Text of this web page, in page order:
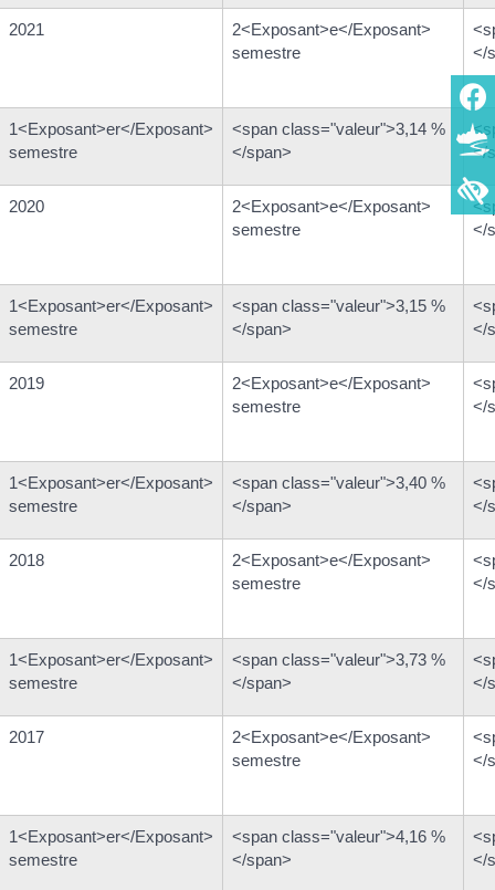
2021
2<Exposant>e</Exposant>
semestre
</
1<Exposant>er</Exposant>
semestre
<span class="valeur">3,14 %
</span>
</
2020
2<Exposant>e</Exposant>
semestre
</
1<Exposant>er</Exposant>
semestre
<span class="valeur">3,15 %
</span>
</
2019
2<Exposant>e</Exposant>
semestre
</
1<Exposant>er</Exposant>
semestre
<span class="valeur">3,40 %
</span>
</
2018
2<Exposant>e</Exposant>
semestre
</
1<Exposant>er</Exposant>
semestre
<span class="valeur">3,73 %
</span>
</
2017
2<Exposant>e</Exposant>
semestre
</
1<Exposant>er</Exposant>
semestre
<span class="valeur">4,16 %
</span>
</